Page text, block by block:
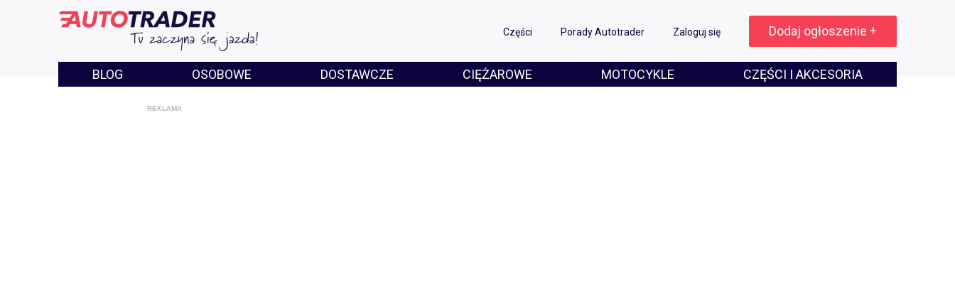
Części Porady Autotrader Zaloguj się Dodaj ogłoszenie +
BLOG OSOBOWE DOSTAWCZE CIĘŻAROWE MOTOCYKLE CZĘŚCI I AKCESORIA
REKLAMA